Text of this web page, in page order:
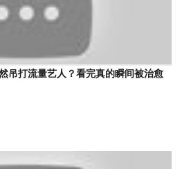
吊打流量艺人？看完真的瞬间被治愈